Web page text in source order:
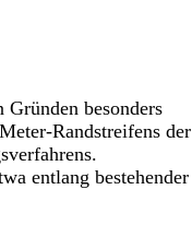
besonders
Randstreifens der
entlang bestehender